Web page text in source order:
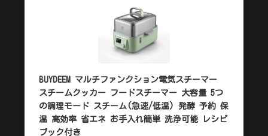
BUYDEEM マルチファンクション電気スチーマー
スチームクッカー フードスチーマー 大容量 5つ
の調理モード スチーム(急速/低温) 発酵 予約 保
温 高効率 省エネ お手入れ簡単 洗浄可能 レシピ
ブック付き